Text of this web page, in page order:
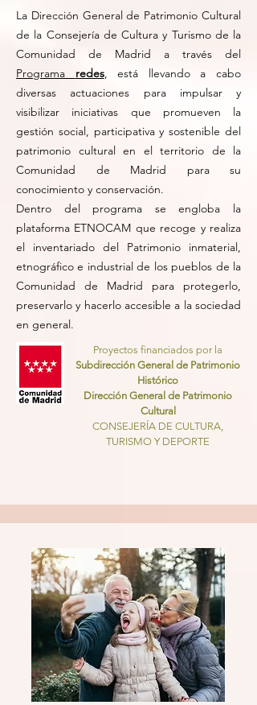
La Dirección General de Patrimonio Cultural
de la Consejería de Cultura y Turismo de la
Comunidad de Madrid a través del
Programa redes, está llevando a cabo
diversas actuaciones para impulsar y
visibilizar iniciativas que promueven la
gestión social, participativa y sostenible del
patrimonio cultural en el territorio de la
Comunidad de Madrid para su
conocimiento y conservación.
Dentro del programa se engloba la
plataforma ETNOCAM que recoge y realiza
el inventariado del Patrimonio inmaterial,
etnográfico e industrial de los pueblos de la
Comunidad de Madrid para protegerlo,
preservarlo y hacerlo accesible a la sociedad
en general.
Proyectos financiados por la
Subdirección General de Patrimonio
Histórico
Dirección General de Patrimonio
Cultural
CONSEJERÍA DE CULTURA,
TURISMO Y DEPORTE